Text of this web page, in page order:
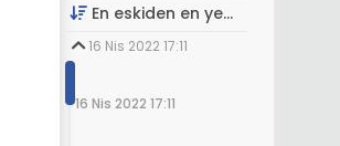
En eskiden en yeniye
16 Nis 2022 17:11
16 Nis 2022 17:11